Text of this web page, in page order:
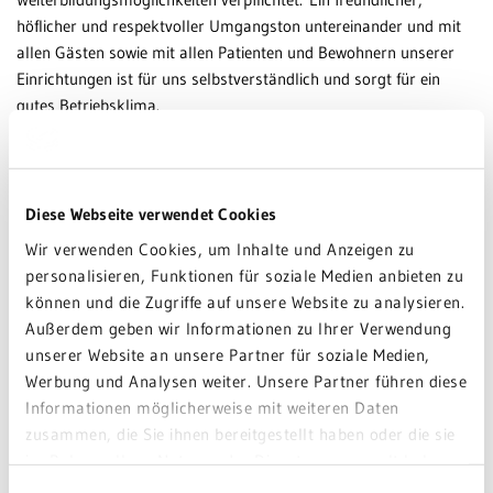
Diese Webseite verwendet Cookies
Wir verwenden Cookies, um Inhalte und Anzeigen zu
personalisieren, Funktionen für soziale Medien anbieten zu
können und die Zugriffe auf unsere Website zu analysieren.
Außerdem geben wir Informationen zu Ihrer Verwendung
unserer Website an unsere Partner für soziale Medien,
Werbung und Analysen weiter. Unsere Partner führen diese
Informationen möglicherweise mit weiteren Daten
zusammen, die Sie ihnen bereitgestellt haben oder die sie
im Rahmen Ihrer Nutzung der Dienste gesammelt haben.
höflicher und respektvoller Umgangston untereinander und mit
allen Gästen sowie mit allen Patienten und Bewohnern unserer
Einrichtungen ist für uns selbstverständlich und sorgt für ein
gutes Betriebsklima.
Alle Mitarbeiter/-innen sind aufgefordert, die zur Verfügung
stehenden finanziellen Ressourcen wirtschaftlich einzusetzen. Eine
einzelnen Einrichtungen ist daher erforderlich. Alle Bereiche der
Einrichtungen fühlen sich einer ökonomischen Arbeitsweise bei
hoher Qualität verpflichtet. Eine hohe Qualität der Versorgung
und wirtschaftliches Arbeiten haben für uns den gleichen
Stellenwert. Ökologische Erfordernisse werden in unseren
Arbeitsabläufen berücksichtigt und im Rahmen der
wirtschaftlichen Möglichkeiten umgesetzt, denn wir tragen
Mitverantwortung für unsere Umwelt. Durch die Einrichtung eines
Qualitätsmanagementsystems sind Entscheidungsprozesse